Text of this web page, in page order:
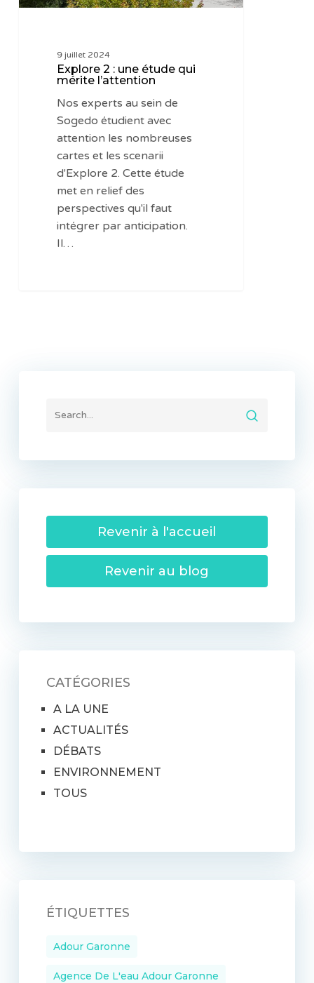
9 juillet 2024
Explore 2 : une étude qui
mérite l’attention
Nos experts au sein de
Sogedo étudient avec
attention les nombreuses
cartes et les scenarii
d'Explore 2. Cette étude
met en relief des
perspectives qu'il faut
intégrer par anticipation.
Il…
Revenir à l'accueil
Revenir au blog
CATÉGORIES
A LA UNE
ACTUALITÉS
DÉBATS
ENVIRONNEMENT
TOUS
ÉTIQUETTES
Adour Garonne
Agence De L'eau Adour Garonne